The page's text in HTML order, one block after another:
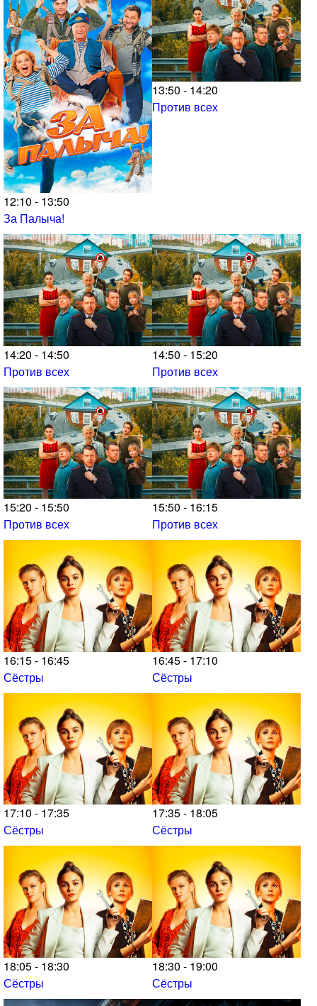
12:10 - 13:50
За Палыча!
13:50 - 14:20
Против всех
14:20 - 14:50
Против всех
14:50 - 15:20
Против всех
15:20 - 15:50
Против всех
15:50 - 16:15
Против всех
16:15 - 16:45
Сёстры
16:45 - 17:10
Сёстры
17:10 - 17:35
Сёстры
17:35 - 18:05
Сёстры
18:05 - 18:30
Сёстры
18:30 - 19:00
Сёстры